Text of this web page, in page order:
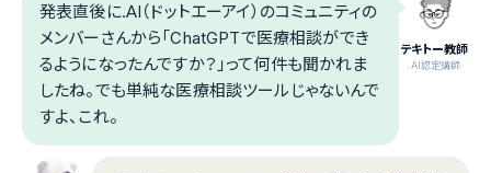
テキトー教師
.AI認定講師
発表直後に.AI（ドットエーアイ）のコミュニティの
メンバーさんから「ChatGPTで医療相談ができ
るようになったんですか？」って何件も聞かれま
したね。でも単純な医療相談ツールじゃないんで
すよ、これ。